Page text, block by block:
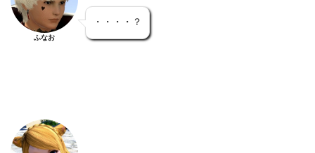
ふなお
・・・・？